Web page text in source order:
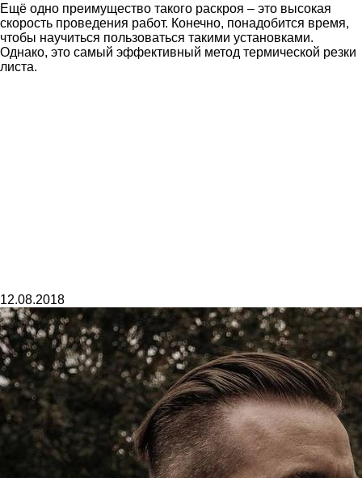
Ещё одно преимущество такого раскроя – это высокая
скорость проведения работ. Конечно, понадобится время,
чтобы научиться пользоваться такими установками.
Однако, это самый эффективный метод термической резки
листа.
12.08.2018